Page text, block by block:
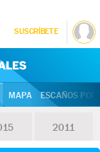
SUSCRÍBETE
MAPA ESCAÑOS
2011